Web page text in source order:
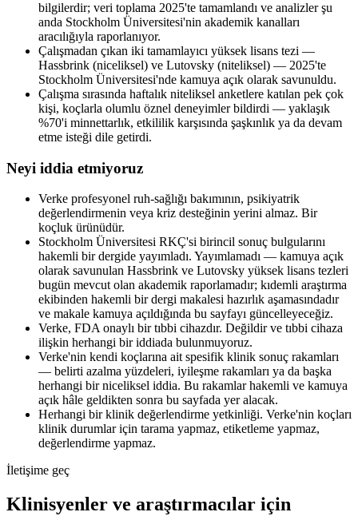
bilgilerdir; veri toplama 2025'te tamamlandı ve analizler şu
anda Stockholm Üniversitesi'nin akademik kanalları
aracılığıyla raporlanıyor.
Çalışmadan çıkan iki tamamlayıcı yüksek lisans tezi —
Hassbrink (niceliksel) ve Lutovsky (niteliksel) — 2025'te
Stockholm Üniversitesi'nde kamuya açık olarak savunuldu.
Çalışma sırasında haftalık niteliksel anketlere katılan pek çok
kişi, koçlarla olumlu öznel deneyimler bildirdi — yaklaşık
%70'i minnettarlık, etkililik karşısında şaşkınlık ya da devam
etme isteği dile getirdi.
Neyi iddia etmiyoruz
Verke profesyonel ruh-sağlığı bakımının, psikiyatrik
değerlendirmenin veya kriz desteğinin yerini almaz. Bir
koçluk ürünüdür.
Stockholm Üniversitesi RKÇ'si birincil sonuç bulgularını
hakemli bir dergide yayımladı. Yayımlamadı — kamuya açık
olarak savunulan Hassbrink ve Lutovsky yüksek lisans tezleri
bugün mevcut olan akademik raporlamadır; kıdemli araştırma
ekibinden hakemli bir dergi makalesi hazırlık aşamasındadır
ve makale kamuya açıldığında bu sayfayı güncelleyeceğiz.
Verke, FDA onaylı bir tıbbi cihazdır. Değildir ve tıbbi cihaza
ilişkin herhangi bir iddiada bulunmuyoruz.
Verke'nin kendi koçlarına ait spesifik klinik sonuç rakamları
— belirti azalma yüzdeleri, iyileşme rakamları ya da başka
herhangi bir niceliksel iddia. Bu rakamlar hakemli ve kamuya
açık hâle geldikten sonra bu sayfada yer alacak.
Herhangi bir klinik değerlendirme yetkinliği. Verke'nin koçları
klinik durumlar için tarama yapmaz, etiketleme yapmaz,
değerlendirme yapmaz.
İletişime geç
Klinisyenler ve araştırmacılar için